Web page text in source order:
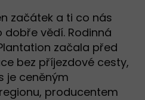
začátek a ti co nás
vědí. Rodinná
začala před
bez příjezdové cesty,
je ceněným
producentem